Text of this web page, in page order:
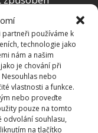
partneři používáme k
technologie jako
nám a našim
je chování při
nebo
vlastnosti a funkce.
nebo proveďte
pouze na tomto
odvolání souhlasu,
na tlačítko
rostliny.